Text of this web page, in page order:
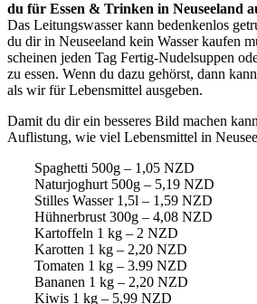
du für Essen & Trinken in Neuseeland
Das Leitungswasser kann bedenkenlos
du dir in Neuseeland kein Wasser kaufen
scheinen jeden Tag Fertig-Nudelsuppen
zu essen. Wenn du dazu gehörst, dann
als wir für Lebensmittel ausgeben.
Damit du dir ein besseres Bild machen
Auflistung, wie viel Lebensmittel in
Spaghetti 500g – 1,05 NZD
Naturjoghurt 500g – 5,19 NZD
Stilles Wasser 1,5l – 1,59 NZD
Hühnerbrust 300g – 4,08 NZD
Kartoffeln 1 kg – 2 NZD
Karotten 1 kg – 2,20 NZD
Tomaten 1 kg – 3.99 NZD
Bananen 1 kg – 2,20 NZD
Kiwis 1 kg – 5,99 NZD